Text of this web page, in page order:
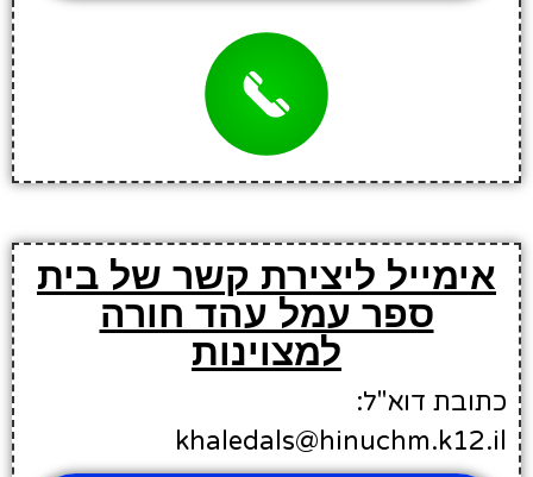
אימייל ליצירת קשר של בית
ספר עמל עהד חורה
למצוינות
כתובת דוא"ל:
khaledals@hinuchm.k12.il